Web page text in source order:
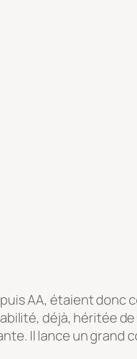
AA, étaient donc
déjà, héritée
Il lance un grand